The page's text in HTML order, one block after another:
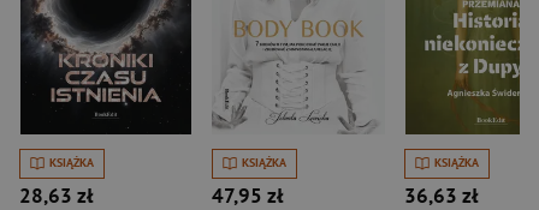
KSIĄŻKA
28,63 zł
KSIĄŻKA
47,95 zł
KSIĄŻKA
36,63 zł